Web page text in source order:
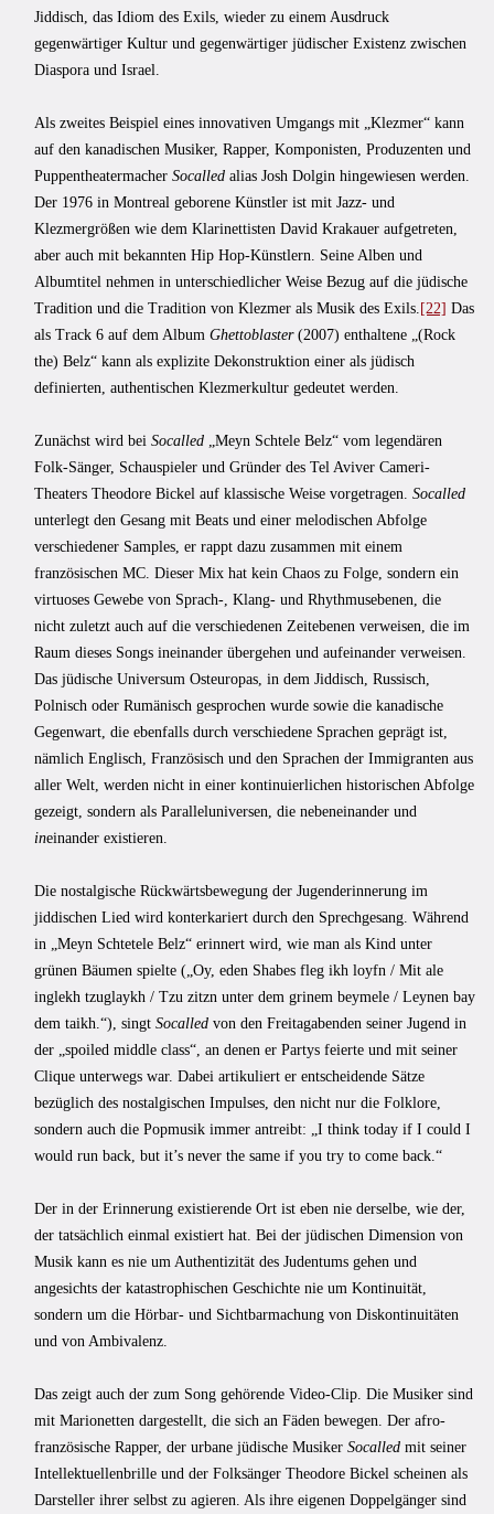
Jiddisch, das Idiom des Exils, wieder zu einem Ausdruck
gegenwärtiger Kultur und gegenwärtiger jüdischer Existenz zwischen
Diaspora und Israel.
Als zweites Beispiel eines innovativen Umgangs mit „Klezmer“ kann
auf den kanadischen Musiker, Rapper, Komponisten, Produzenten und
Puppentheatermacher Socalled alias Josh Dolgin hingewiesen werden.
Der 1976 in Montreal geborene Künstler ist mit Jazz- und
Klezmergrößen wie dem Klarinettisten David Krakauer aufgetreten,
aber auch mit bekannten Hip Hop-Künstlern. Seine Alben und
Albumtitel nehmen in unterschiedlicher Weise Bezug auf die jüdische
Tradition und die Tradition von Klezmer als Musik des Exils. [22] Das
als Track 6 auf dem Album Ghettoblaster(2007) enthaltene „(Rock
the) Belz“ kann als explizite Dekonstruktion einer als jüdisch
definierten, authentischen Klezmerkultur gedeutet werden.
Zunächst wird bei Socalled „Meyn Schtele Belz“ vom legendären
Folk-Sänger, Schauspieler und Gründer des Tel Aviver Cameri-
Theaters Theodore Bickel auf klassische Weise vorgetragen. Socalled
unterlegt den Gesang mit Beats und einer melodischen Abfolge
verschiedener Samples, er rappt dazu zusammen mit einem
französischen MC. Dieser Mix hat kein Chaos zu Folge, sondern ein
virtuoses Gewebe von Sprach-, Klang- und Rhythmusebenen, die
nicht zuletzt auch auf die verschiedenen Zeitebenen verweisen, die im
Raum dieses Songs ineinander übergehen und aufeinander verweisen.
Das jüdische Universum Osteuropas, in dem Jiddisch, Russisch,
Polnisch oder Rumänisch gesprochen wurde sowie die kanadische
Gegenwart, die ebenfalls durch verschiedene Sprachen geprägt ist,
nämlich Englisch, Französisch und den Sprachen der Immigranten aus
aller Welt, werden nicht in einer kontinuierlichen historischen Abfolge
gezeigt, sondern als Paralleluniversen, die nebeneinander und
ineinander existieren.
Die nostalgische Rückwärtsbewegung der Jugenderinnerung im
jiddischen Lied wird konterkariert durch den Sprechgesang. Während
in „Meyn Schtetele Belz“ erinnert wird, wie man als Kind unter
grünen Bäumen spielte („Oy, eden Shabes fleg ikh loyfn / Mit ale
inglekh tzuglaykh / Tzu zitzn unter dem grinem beymele / Leynen bay
dem taikh.“), singt Socalled von den Freitagabenden seiner Jugend in
der „spoiled middle class“, an denen er Partys feierte und mit seiner
Clique unterwegs war. Dabei artikuliert er entscheidende Sätze
bezüglich des nostalgischen Impulses, den nicht nur die Folklore,
sondern auch die Popmusik immer antreibt: „I think today if I could I
would run back, but it’s never the same if you try to come back.“
Der in der Erinnerung existierende Ort ist eben nie derselbe, wie der,
der tatsächlich einmal existiert hat. Bei der jüdischen Dimension von
Musik kann es nie um Authentizität des Judentums gehen und
angesichts der katastrophischen Geschichte nie um Kontinuität,
sondern um die Hörbar- und Sichtbarmachung von Diskontinuitäten
und von Ambivalenz.
Das zeigt auch der zum Song gehörende Video-Clip. Die Musiker sind
mit Marionetten dargestellt, die sich an Fäden bewegen. Der afro-
französische Rapper, der urbane jüdische Musiker Socalled mit seiner
Intellektuellenbrille und der Folksänger Theodore Bickel scheinen als
Darsteller ihrer selbst zu agieren. Als ihre eigenen Doppelgänger sind